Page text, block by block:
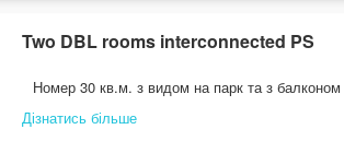
Two DBL rooms interconnected PS
Номер 30 кв.м. з видом на парк та з балконом
Дізнатись більше